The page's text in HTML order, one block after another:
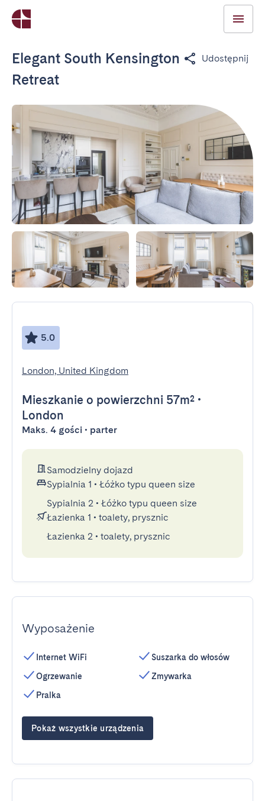
Elegant South Kensington
Retreat
Udostępnij
5.0
London, United Kingdom
Mieszkanie o powierzchni 57m² •
London
Maks. 4 gości • parter
Samodzielny dojazd
Sypialnia 1 • Łóżko typu queen size
Sypialnia 2 • Łóżko typu queen size
Łazienka 1 • toalety, prysznic
Łazienka 2 • toalety, prysznic
Wyposażenie
Internet WiFi
Ogrzewanie
Pralka
Suszarka do włosów
Zmywarka
Pokaż wszystkie urządzenia